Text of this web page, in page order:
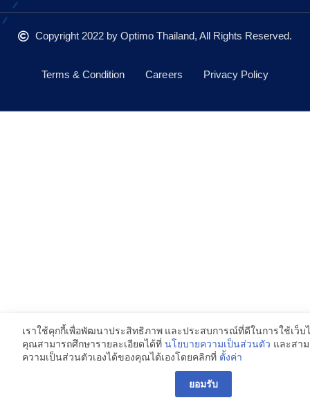
Copyright 2022 by Optimo Thailand, All Rights Reserved.
Terms & Condition Careers Privacy Policy
เราใช้คุกกี้เพื่อพัฒนาประสิทธิภาพ และประสบการณ์ที่ดีในการใช้เว็
คุณสามารถศึกษารายละเอียดได้ที่ นโยบายความเป็นส่วนตัว และสา
ความเป็นส่วนตัวเองได้ของคุณได้เองโดยคลิกที่ ตั้งค่า
ยอมรับ